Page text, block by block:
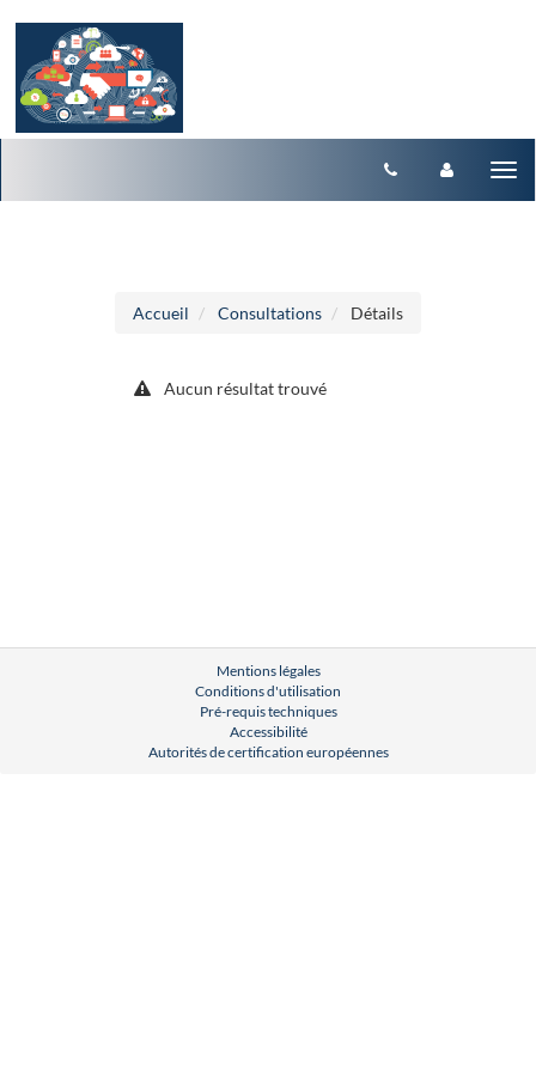
Accueil Consultations Détails
Aucun résultat trouvé
Mentions légales
Conditions d'utilisation
Pré-requis techniques
Accessibilité
Autorités de certification européennes